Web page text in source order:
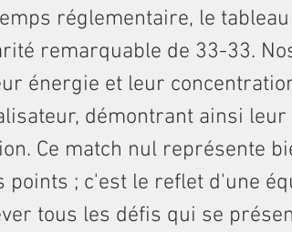
réglementaire, le
remarquable de 33-33.
énergie et leur
démontrant ainsi
Ce match nul représente
points ; c'est le reflet d'une
tous les défis qui se